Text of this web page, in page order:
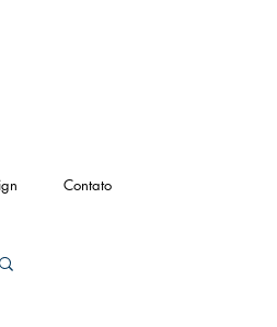
Contato